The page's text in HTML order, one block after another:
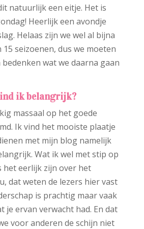
natuurlijk een eitje. Het is
Heerlijk een avondje
Helaas zijn we wel al bijna
seizoenen, dus we moeten
wat we daarna gaan
ik belangrijk?
massaal op het goede
Ik vind het mooiste plaatje
met mijn blog namelijk
Wat ik wel met stip op
het eerlijk zijn over het
dat weten de lezers hier vast
is prachtig maar vaak
je ervan verwacht had. En dat
voor anderen de schijn niet